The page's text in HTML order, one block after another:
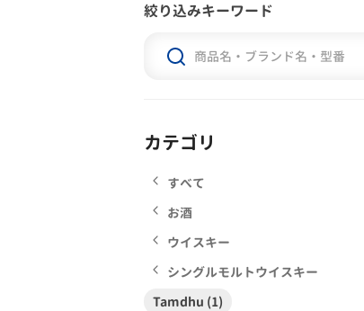
絞り込みキーワード
カテゴリ
すべて
お酒
ウイスキー
シングルモルトウイスキー
Tamdhu (1)